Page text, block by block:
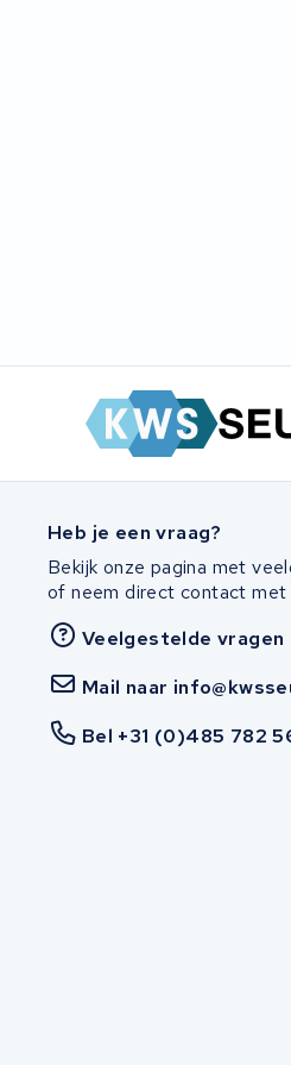
Fylla
KUKA AG
Bianchi
Stella
Winther
Zuchetti
Heb je een vraag?
Bekijk onze pagina met
of neem direct contact met
Veelgestelde vragen
Mail naar
Bel +31 (0)485 782